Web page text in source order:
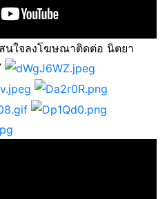
ใจลงโฆษณาติดต่อ นิตยา